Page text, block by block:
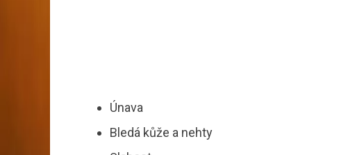
Únava
Bledá kůže a nehty